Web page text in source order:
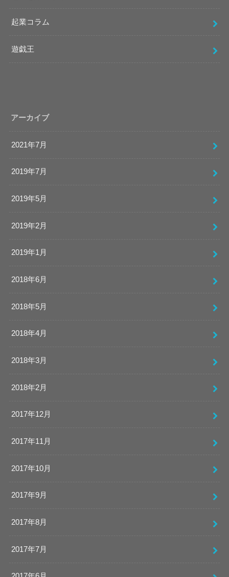
起業コラム
遊戯王
アーカイブ
2021年7月
2019年7月
2019年5月
2019年2月
2019年1月
2018年6月
2018年5月
2018年4月
2018年3月
2018年2月
2017年12月
2017年11月
2017年10月
2017年9月
2017年8月
2017年7月